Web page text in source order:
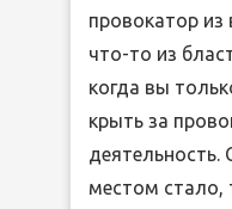
провокатор из
что-то из
когда вы
крыть за
местом стало,